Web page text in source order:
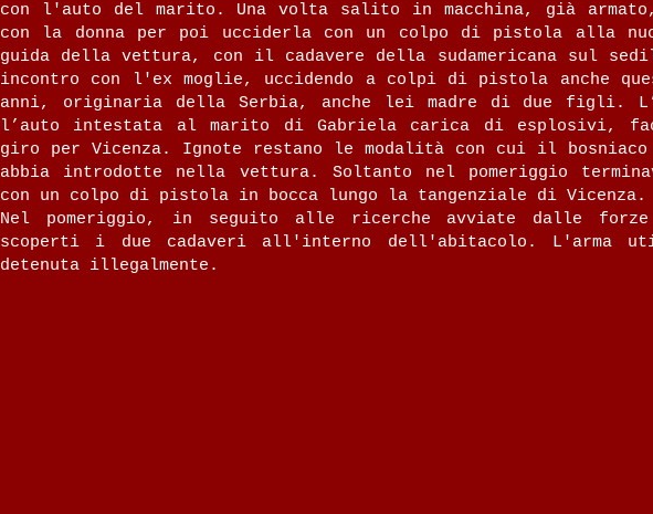
con l'auto del marito. Una volta salito in macchina, già
con la donna per poi ucciderla con un colpo di pistola alla
guida della vettura, con il cadavere della sudamericana sul
incontro con l'ex moglie, uccidendo a colpi di pistola anche
anni, originaria della Serbia, anche lei madre di due figli.
l’auto intestata al marito di Gabriela carica di esplosivi,
giro per Vicenza. Ignote restano le modalità con cui il
abbia introdotte nella vettura. Soltanto nel pomeriggio
con un colpo di pistola in bocca lungo la tangenziale di Vicenza.
Nel pomeriggio, in seguito alle ricerche avviate dalle
scoperti i due cadaveri all'interno dell'abitacolo. L'arma
detenuta illegalmente.